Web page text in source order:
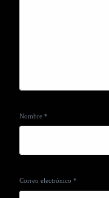
Nombre*
Correo electrónico*